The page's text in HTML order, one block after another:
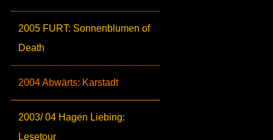
2005 FURT: Sonnenblumen of
Death
2004 Abwärts: Karstadt
2003/ 04 Hagen Liebing:
Lesetour